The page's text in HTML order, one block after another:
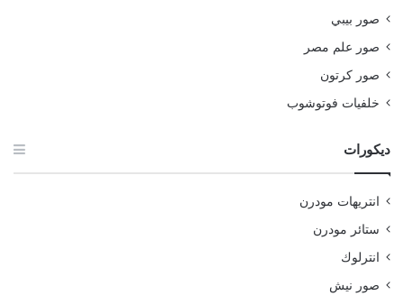
صور بيبي
صور علم مصر
صور كرتون
خلفيات فوتوشوب
ديكورات
انتريهات مودرن
ستائر مودرن
انترلوك
صور نيش